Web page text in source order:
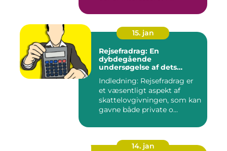
15. jan
Rejsefradrag: En
dybdegående
undersøgelse af dets
vigtighed for investorer og
finansfolk
Indledning: Rejsefradrag er
et væsentligt aspekt af
skattelovgivningen, som kan
gavne både private o...
14. jan